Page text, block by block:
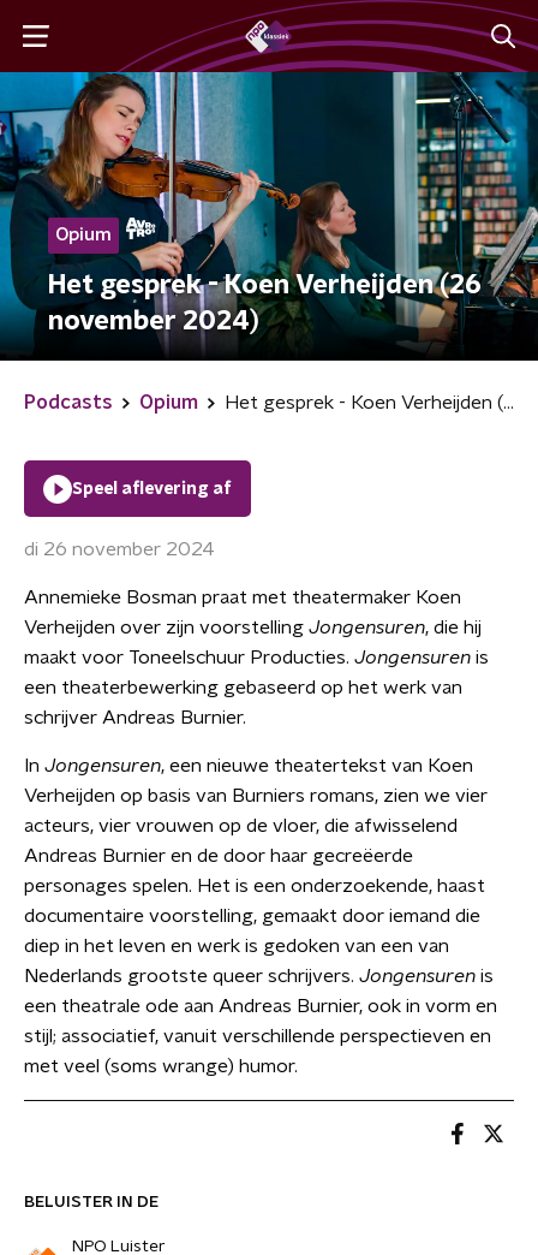
Opium
Het gesprek - Koen Verheijden (26
november 2024)
Podcasts Opium Het gesprek - Koen Verheijden (26 november 2024)
BELUISTER IN DE
NPO Luister
Speel aflevering af
di 26 november 2024
Annemieke Bosman praat met theatermaker Koen
Verheijden over zijn voorstelling Jongensuren, die hij
maakt voor Toneelschuur Producties. Jongensuren is
een theaterbewerking gebaseerd op het werk van
schrijver Andreas Burnier.
In Jongensuren, een nieuwe theatertekst van Koen
Verheijden op basis van Burniers romans, zien we vier
acteurs, vier vrouwen op de vloer, die afwisselend
Andreas Burnier en de door haar gecreëerde
personages spelen. Het is een onderzoekende, haast
documentaire voorstelling, gemaakt door iemand die
diep in het leven en werk is gedoken van een van
Nederlands grootste queer schrijvers. Jongensuren is
een theatrale ode aan Andreas Burnier, ook in vorm en
stijl; associatief, vanuit verschillende perspectieven en
met veel (soms wrange) humor.